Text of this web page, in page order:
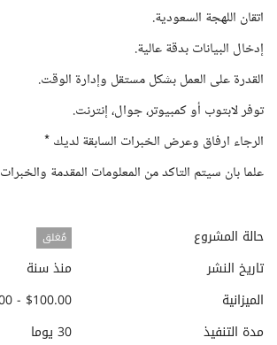
اتقان اللهجة السعودية.
إدخال البيانات بدقة عالية.
القدرة على العمل بشكل مستقل وإدارة الوقت.
توفر لابتوب أو كمبيوتر، جوال، إنترنت.
الرجاء ارفاق وعرض الخبرات السابقة لديك *
علما بان سيتم التاكد من المعلومات المقدمة والخبرات
حالة المشروع مُغلق
تاريخ النشر
منذ سنة
الميزانية
$100.00 - $250.00
مدة التنفيذ
30 يوما